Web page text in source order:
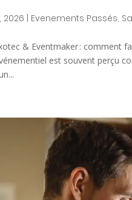
2026 Evenements Passés,
& Eventmaker : comment
est souvent perçu